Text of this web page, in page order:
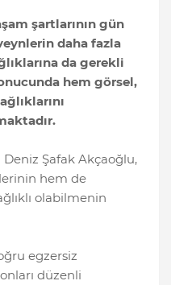
şartlarının gün
daha fazla
da gerekli
hem görsel,
Şafak Akçaoğlu,
hem de
olabilmenin
egzersiz
düzenli